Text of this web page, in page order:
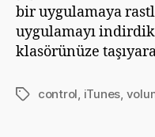
bir uygulamaya
uygulamayı
klasörünüze
Etiketler
control iTunes